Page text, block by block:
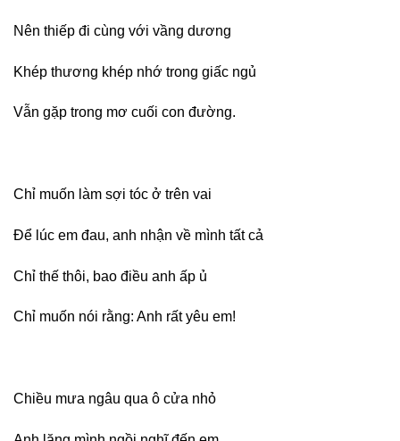
Nên thiếp đi cùng với vầng dương
Khép thương khép nhớ trong giấc ngủ
Vẫn gặp trong mơ cuối con đường.
Chỉ muốn làm sợi tóc ở trên vai
Để lúc em đau, anh nhận về mình tất cả
Chỉ thế thôi, bao điều anh ấp ủ
Chỉ muốn nói rằng: Anh rất yêu em!
Chiều mưa ngâu qua ô cửa nhỏ